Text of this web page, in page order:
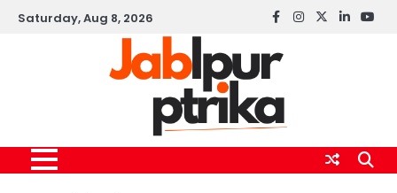
SkipSaturday, Aug 8, 2026 Facebook
instagram
twitterlinkedin